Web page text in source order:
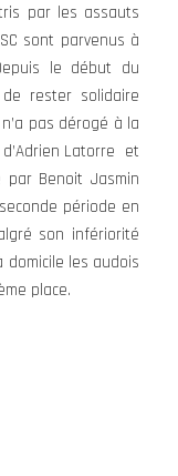
par les assauts
sont parvenus à
le début du
rester solidaire
pas dérogé à la
d’Adrien Latorre et
par Benoit Jasmin
période en
son infériorité
domicile les audois
place.